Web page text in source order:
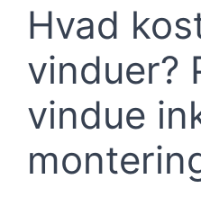
Hvad
vinduer?
vindue